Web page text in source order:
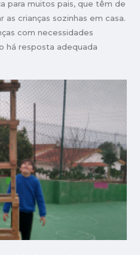
para muitos pais, que têm de
crianças sozinhas em casa.
com necessidades
há resposta adequada